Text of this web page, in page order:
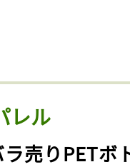
レル
ラ売りPETボ